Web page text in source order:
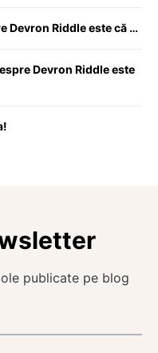
Devron Riddle este că …
Devron Riddle este
publicate pe blog